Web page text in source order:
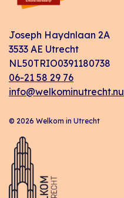
Joseph Haydnlaan 2A
3533 AE Utrecht
NL50TRIO0391180738
06-21 58 29 76
info@welkominutrecht.nu
© 2026 Welkom in Utrecht